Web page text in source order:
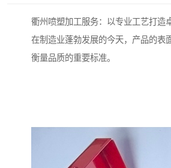
衢州喷塑加工服务：以专业工艺打造
在制造业蓬勃发展的今天，产品的表
衡量品质的重要标准。